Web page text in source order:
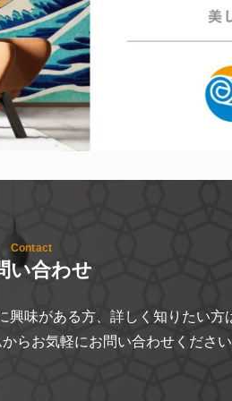
Contact
い合わせ
興味がある方、詳しく知りたい方
らお気軽にお問い合わせくださ